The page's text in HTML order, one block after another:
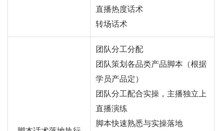
直播热度话术
转场话术
团队分工分配
团队策划各品类产品脚本（根据
学员产品定）
团队分工配合实操，主播独立上
直播演练
脚本快速熟悉与实操落地